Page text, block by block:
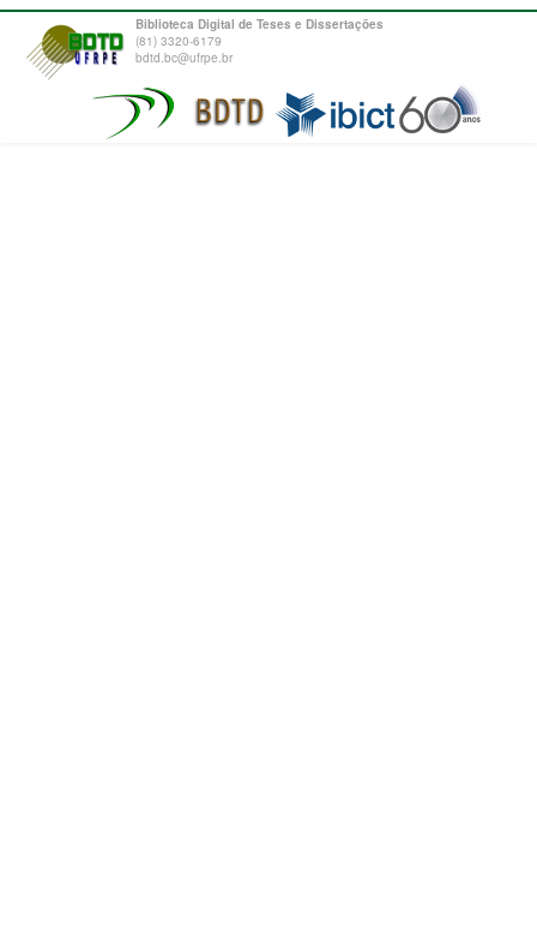
Biblioteca Digital de Teses e Dissertações
(81) 3320-6179
bdtd.bc@ufrpe.br